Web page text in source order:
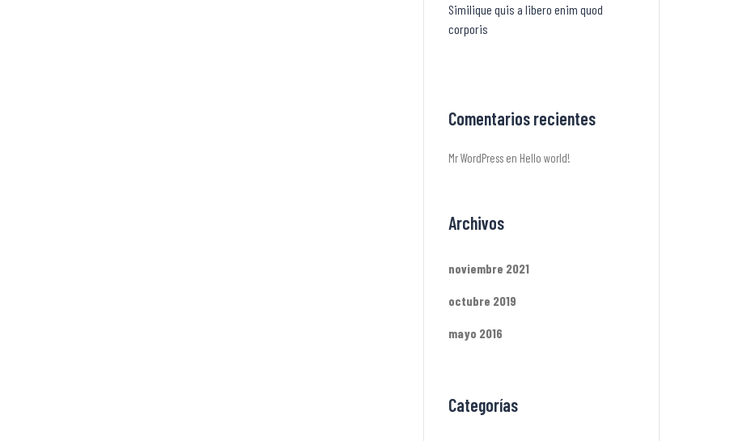
Similique quis a libero enim quod
corporis
Comentarios recientes
Mr WordPressen Hello world!
Archivos
noviembre 2021
octubre 2019
mayo 2016
Categorías